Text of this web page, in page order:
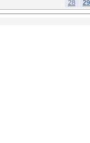
28
29